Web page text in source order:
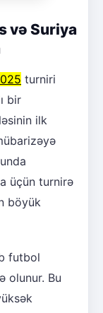
və Suriya
turniri
bir
ilk
üçün turnirə
böyük
futbol
olunur. Bu